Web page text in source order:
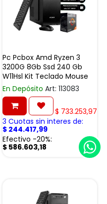
Pc Pcbox Amd Ryzen 3
3200G 8Gb Ssd 240 Gb
W11Hsl Kit Teclado Mouse
En Depósito Art: 113083
$ 733.253,97
3 Cuotas sin interes de:
$ 244.417,99
Efectivo -20%:
$ 586.603,18